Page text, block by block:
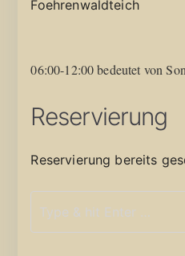
Foehrenwaldteich
06:00-12:00 bedeutet von
Reservierung
Reservierung bereits